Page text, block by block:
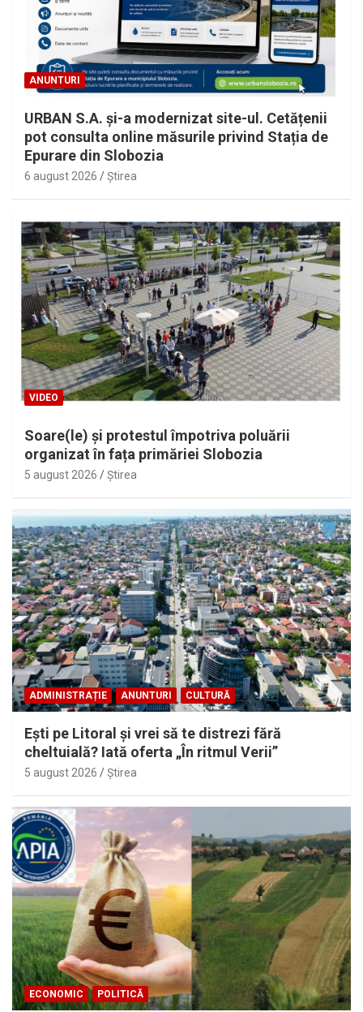
ANUNTURI
URBAN S.A. și-a modernizat site-ul. Cetățenii
pot consulta online măsurile privind Stația de
Epurare din Slobozia
6 august 2026 Ştirea
VIDEO
Soare(le) și protestul împotriva poluării
organizat în fața primăriei Slobozia
5 august 2026 Ştirea
ADMINISTRAȚIE ANUNTURI CULTURĂ
Eşti pe Litoral şi vrei să te distrezi fără
cheltuială? Iată oferta „În ritmul Verii”
5 august 2026 Ştirea
ECONOMIC POLITICĂ